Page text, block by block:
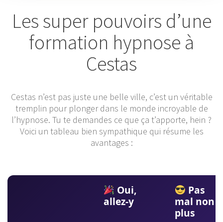
Les super pouvoirs d’une
formation hypnose à
Cestas
Cestas n’est pas juste une belle ville, c’est un véritable
tremplin pour plonger dans le monde incroyable de
l’hypnose. Tu te demandes ce que ça t’apporte, hein ?
Voici un tableau bien sympathique qui résume les
avantages :
Oui,
allez-y
Pas
mal non
plus